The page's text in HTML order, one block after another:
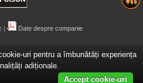
| Date despre companie
uri pentru a îmbunătăți experiența
adiționale.
Accept cookie-uri